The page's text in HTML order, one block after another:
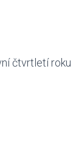
čtvrtletí roku